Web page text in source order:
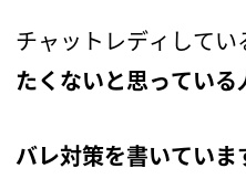
チャットレディしてい
たくないと思っている
バレ対策を書いていま